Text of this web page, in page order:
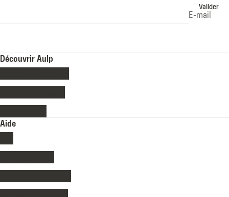
E-mail
Valider
Découvrir Aulp
Aide